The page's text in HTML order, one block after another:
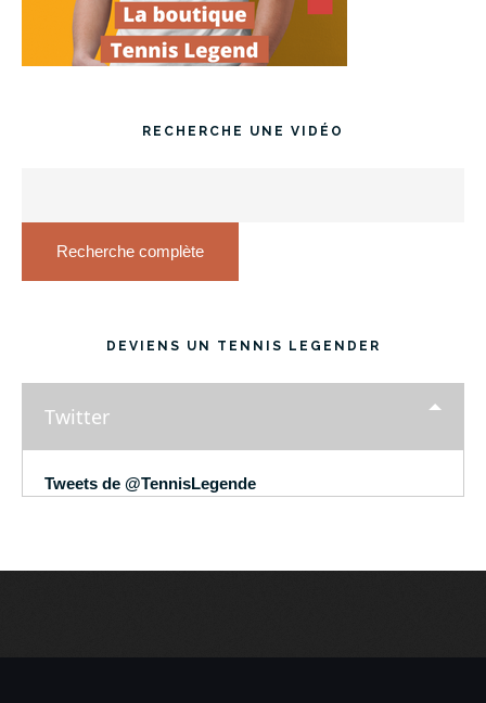
RECHERCHE UNE VIDÉO
Recherche complète
DEVIENS UN TENNIS LEGENDER
Twitter
Tweets de @TennisLegende